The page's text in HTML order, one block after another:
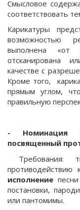
Смысловое
соответствовать
Карикатуры
возможностью
выполнена
отсканирована
качестве с
Кроме того,
прямым углом,
правильную
- Номинация
посвященный
Требования:
противодействию
исполнение
постановки,
или пантомимы.